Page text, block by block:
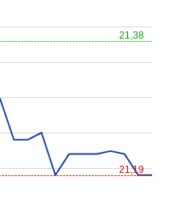
21,38
21,19